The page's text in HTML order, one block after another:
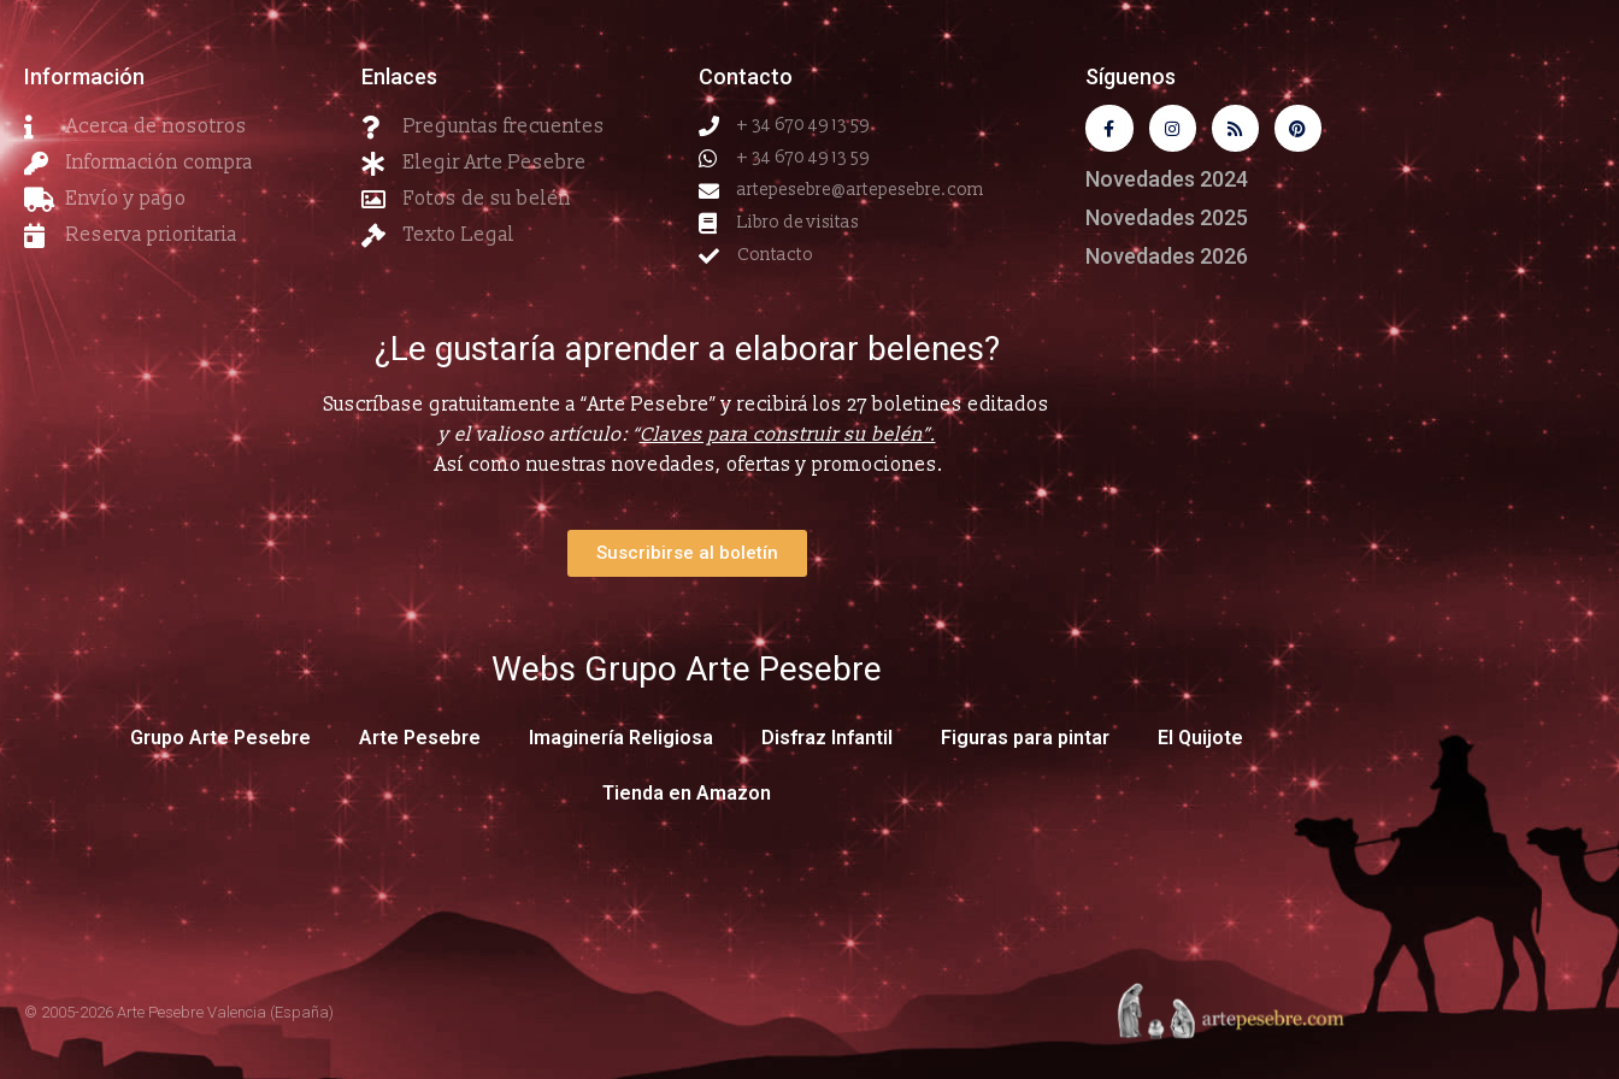
Información
Acerca de nosotros
Información compra
Envío y pago
Reserva prioritaria
Enlaces
Preguntas frecuentes
Elegir Arte Pesebre
Fotos de su belén
Texto Legal
Contacto
+ 34 670 49 13 59
+ 34 670 49 13 59
artepesebre@artepesebre.com
Libro de visitas
Contacto
Síguenos
Novedades 2024
Novedades 2025
Novedades 2026
¿Le gustaría aprender a elaborar belenes?
Suscríbase gratuitamente a “Arte Pesebre” y recibirá los 27 boletines editados
y el valioso artículo: “Claves para construir su belén”.
Así como nuestras novedades, ofertas y promociones.
Suscribirse al boletín
Webs Grupo Arte Pesebre
Grupo Arte Pesebre Arte Pesebre Imaginería Religiosa Disfraz Infantil Figuras para pintar El Quijote
Tienda en Amazon
© 2005-2026 Arte Pesebre Valencia (España)